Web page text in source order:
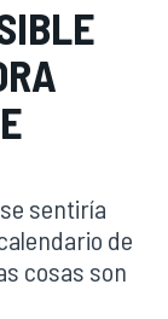
sentiría
de
cosas son